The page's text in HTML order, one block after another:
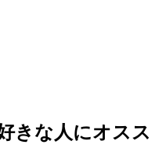
きな人にオスス